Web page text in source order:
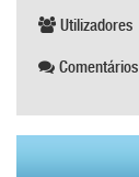
Utilizadores
Comentários